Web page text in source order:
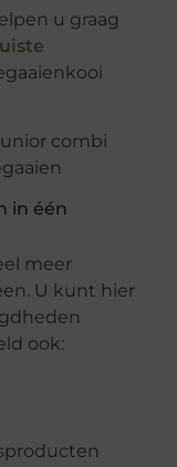
u graag
in één
meer
U kunt hier
ook: